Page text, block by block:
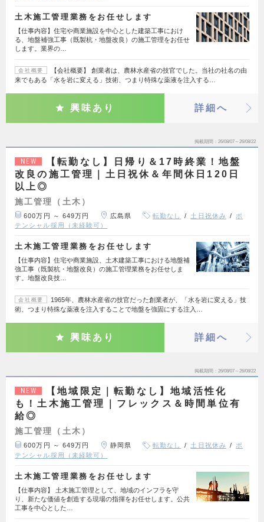
土木施工管理業務をお任せします
【仕事内容】住宅や商業施設を中心とした建築工事におけ
る、地盤補強工事（既製杭・地盤改良）の施工管理をお任せ
します。業界の…
会社概要
【会社概要】 創業者は、農林水産省の技官でした。当社の社名の由
来でもある「水を岩に変える」技術、つまり特殊な薬液を注入する…
興味あり 詳細へ
掲載期間 26/08/07～26/08/22
NEW
【転勤なし】日帰り＆17時終業！地盤
改良の施工管理｜土日祝休＆年間休日120日
以上◎
施工管理（土木）
600万円 ～ 649万円 広島県 転勤なし 土日祝休み
ポ
テンシャル採用（未経験可）
土木施工管理業務をお任せします
【仕事内容】住宅や商業施設、土木建築工事における地盤補
強工事（既製杭・地盤改良）の施工管理業務をお任せしま
す。地盤改良技…
会社概要
1965年、農林水産省の技官だった創業者が、「水を岩に変える」技
術、つまり特殊な薬液を注入することで地盤を強固にする注入…
興味あり 詳細へ
掲載期間 26/08/07～26/08/22
NEW
【地域限定｜転勤なし】地域活性化
も！土木施工管理｜フレックス＆時間単位有
給◎
施工管理（土木）
600万円 ～ 649万円 静岡県 転勤なし 土日祝休み
ポ
テンシャル採用（未経験可）
土木施工管理業務をお任せします
【仕事内容】 土木施工管理として、地域のインフラを守
り、新たな価値を創造する現場の指揮をお任せします。公共
工事を中心とした…